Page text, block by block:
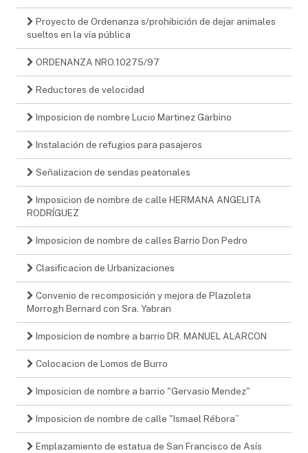
Proyecto de Ordenanza s/prohibición de dejar animales
sueltos en la vía pública
ORDENANZA NRO.10275/97
Reductores de velocidad
Imposicion de nombre Lucio Martinez Garbino
Instalación de refugios para pasajeros
Señalizacion de sendas peatonales
Imposicion de nombre de calle HERMANA ANGELITA
RODRÍGUEZ
Imposicion de nombre de calles Barrio Don Pedro
Clasificacion de Urbanizaciones
Convenio de recomposición y mejora de Plazoleta
Morrogh Bernard con Sra. Yabran
Imposicion de nombre a barrio DR. MANUEL ALARCON
Colocacion de Lomos de Burro
Imposicion de nombre a barrio "Gervasio Mendez"
Imposicion de nombre de calle "Ismael Rébora”
Emplazamiento de estatua de San Francisco de Asís